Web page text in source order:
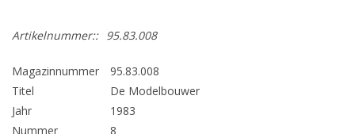
Artikelnummer:: 95.83.008
Magazinnummer
95.83.008
Titel
De Modelbouwer
Jahr
1983
Nummer
8